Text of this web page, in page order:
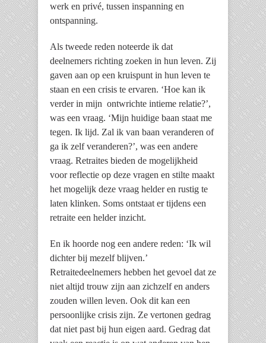
werk en privé, tussen inspanning en
ontspanning.
Als tweede reden noteerde ik dat
deelnemers richting zoeken in hun leven. Zij
gaven aan op een kruispunt in hun leven te
staan en een crisis te ervaren. ‘Hoe kan ik
verder in mijn ontwrichte intieme relatie?’,
was een vraag. ‘Mijn huidige baan staat me
tegen. Ik lijd. Zal ik van baan veranderen of
ga ik zelf veranderen?’, was een andere
vraag. Retraites bieden de mogelijkheid
voor reflectie op deze vragen en stilte maakt
het mogelijk deze vraag helder en rustig te
laten klinken. Soms ontstaat er tijdens een
retraite een helder inzicht.
En ik hoorde nog een andere reden: ‘Ik wil
dichter bij mezelf blijven.’
Retraitedeelnemers hebben het gevoel dat ze
niet altijd trouw zijn aan zichzelf en anders
zouden willen leven. Ook dit kan een
persoonlijke crisis zijn. Ze vertonen gedrag
dat niet past bij hun eigen aard. Gedrag dat